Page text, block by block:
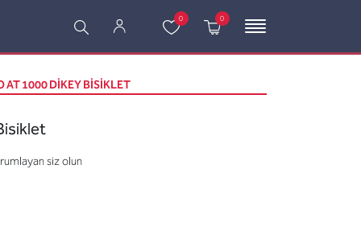
0 0
AT 1000 DIKEY BISIKLET
siz olun